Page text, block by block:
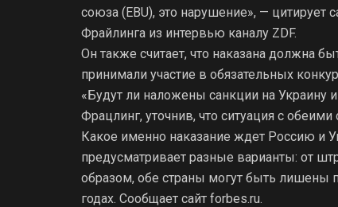
союза (EBU), это нарушение», — цитирует
Фрайлинга из интервью каналу ZDF.
Он также считает, что наказана должна
принимали участие в обязательных
«Будут ли наложены санкции на Украину
Фрацлинг, уточнив, что ситуация с
Какое именно наказание ждет Россию и
предусматривает разные варианты: от
образом, обе страны могут быть лишены
годах. Сообщает сайт forbes.ru.